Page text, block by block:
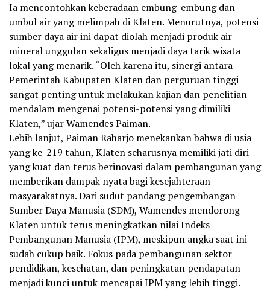
Ia mencontohkan keberadaan embung-embung dan
umbul air yang melimpah di Klaten. Menurutnya, potensi
sumber daya air ini dapat diolah menjadi produk air
mineral unggulan sekaligus menjadi daya tarik wisata
lokal yang menarik. “Oleh karena itu, sinergi antara
Pemerintah Kabupaten Klaten dan perguruan tinggi
sangat penting untuk melakukan kajian dan penelitian
mendalam mengenai potensi-potensi yang dimiliki
Klaten,” ujar Wamendes Paiman.
Lebih lanjut, Paiman Raharjo menekankan bahwa di usia
yang ke-219 tahun, Klaten seharusnya memiliki jati diri
yang kuat dan terus berinovasi dalam pembangunan yang
memberikan dampak nyata bagi kesejahteraan
masyarakatnya. Dari sudut pandang pengembangan
Sumber Daya Manusia (SDM), Wamendes mendorong
Klaten untuk terus meningkatkan nilai Indeks
Pembangunan Manusia (IPM), meskipun angka saat ini
sudah cukup baik. Fokus pada pembangunan sektor
pendidikan, kesehatan, dan peningkatan pendapatan
menjadi kunci untuk mencapai IPM yang lebih tinggi.